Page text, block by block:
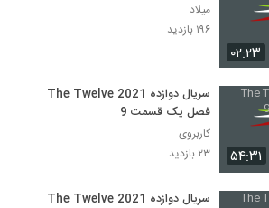
۰۲:۲۳
میلاد
۱۹۶ بازدید
۵۴:۳۱
سریال دوازده The Twelve 2021
فصل یک قسمت 9
کاربروی
۲۳ بازدید
سریال دوازده The Twelve 2021